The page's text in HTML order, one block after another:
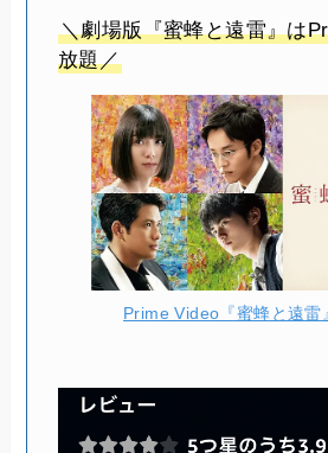
＼劇場版『蜜蜂と遠雷』は
放題／
Prime Video『蜜蜂と遠雷